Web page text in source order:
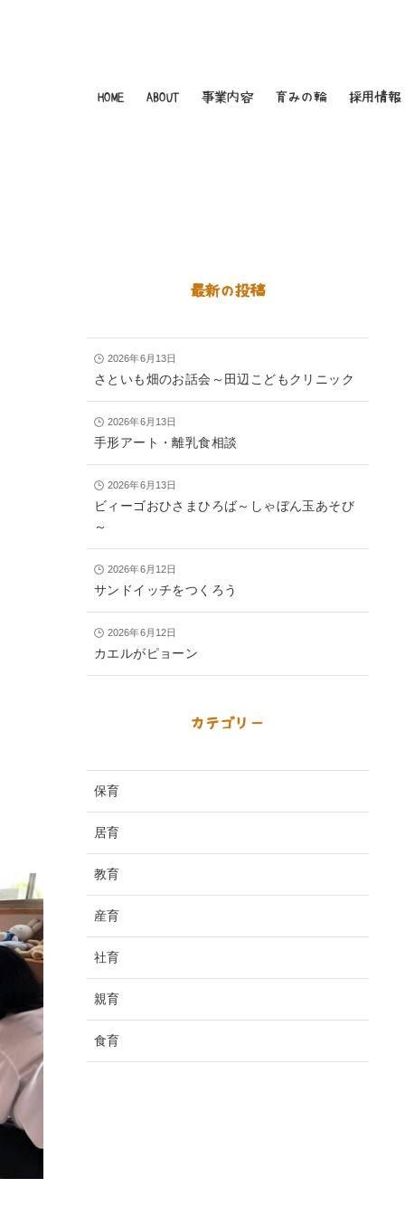
HOME ABOUT 事業内容 育みの輪 採用情報
最新の投稿
2026年6月13日
さといも畑のお話会～田辺こどもクリニック
2026年6月13日
手形アート・離乳食相談
2026年6月13日
ビィーゴおひさまひろば～しゃぼん玉あそび
～
2026年6月12日
サンドイッチをつくろう
2026年6月12日
カエルがピョーン
カテゴリー
保育
居育
教育
産育
社育
親育
食育